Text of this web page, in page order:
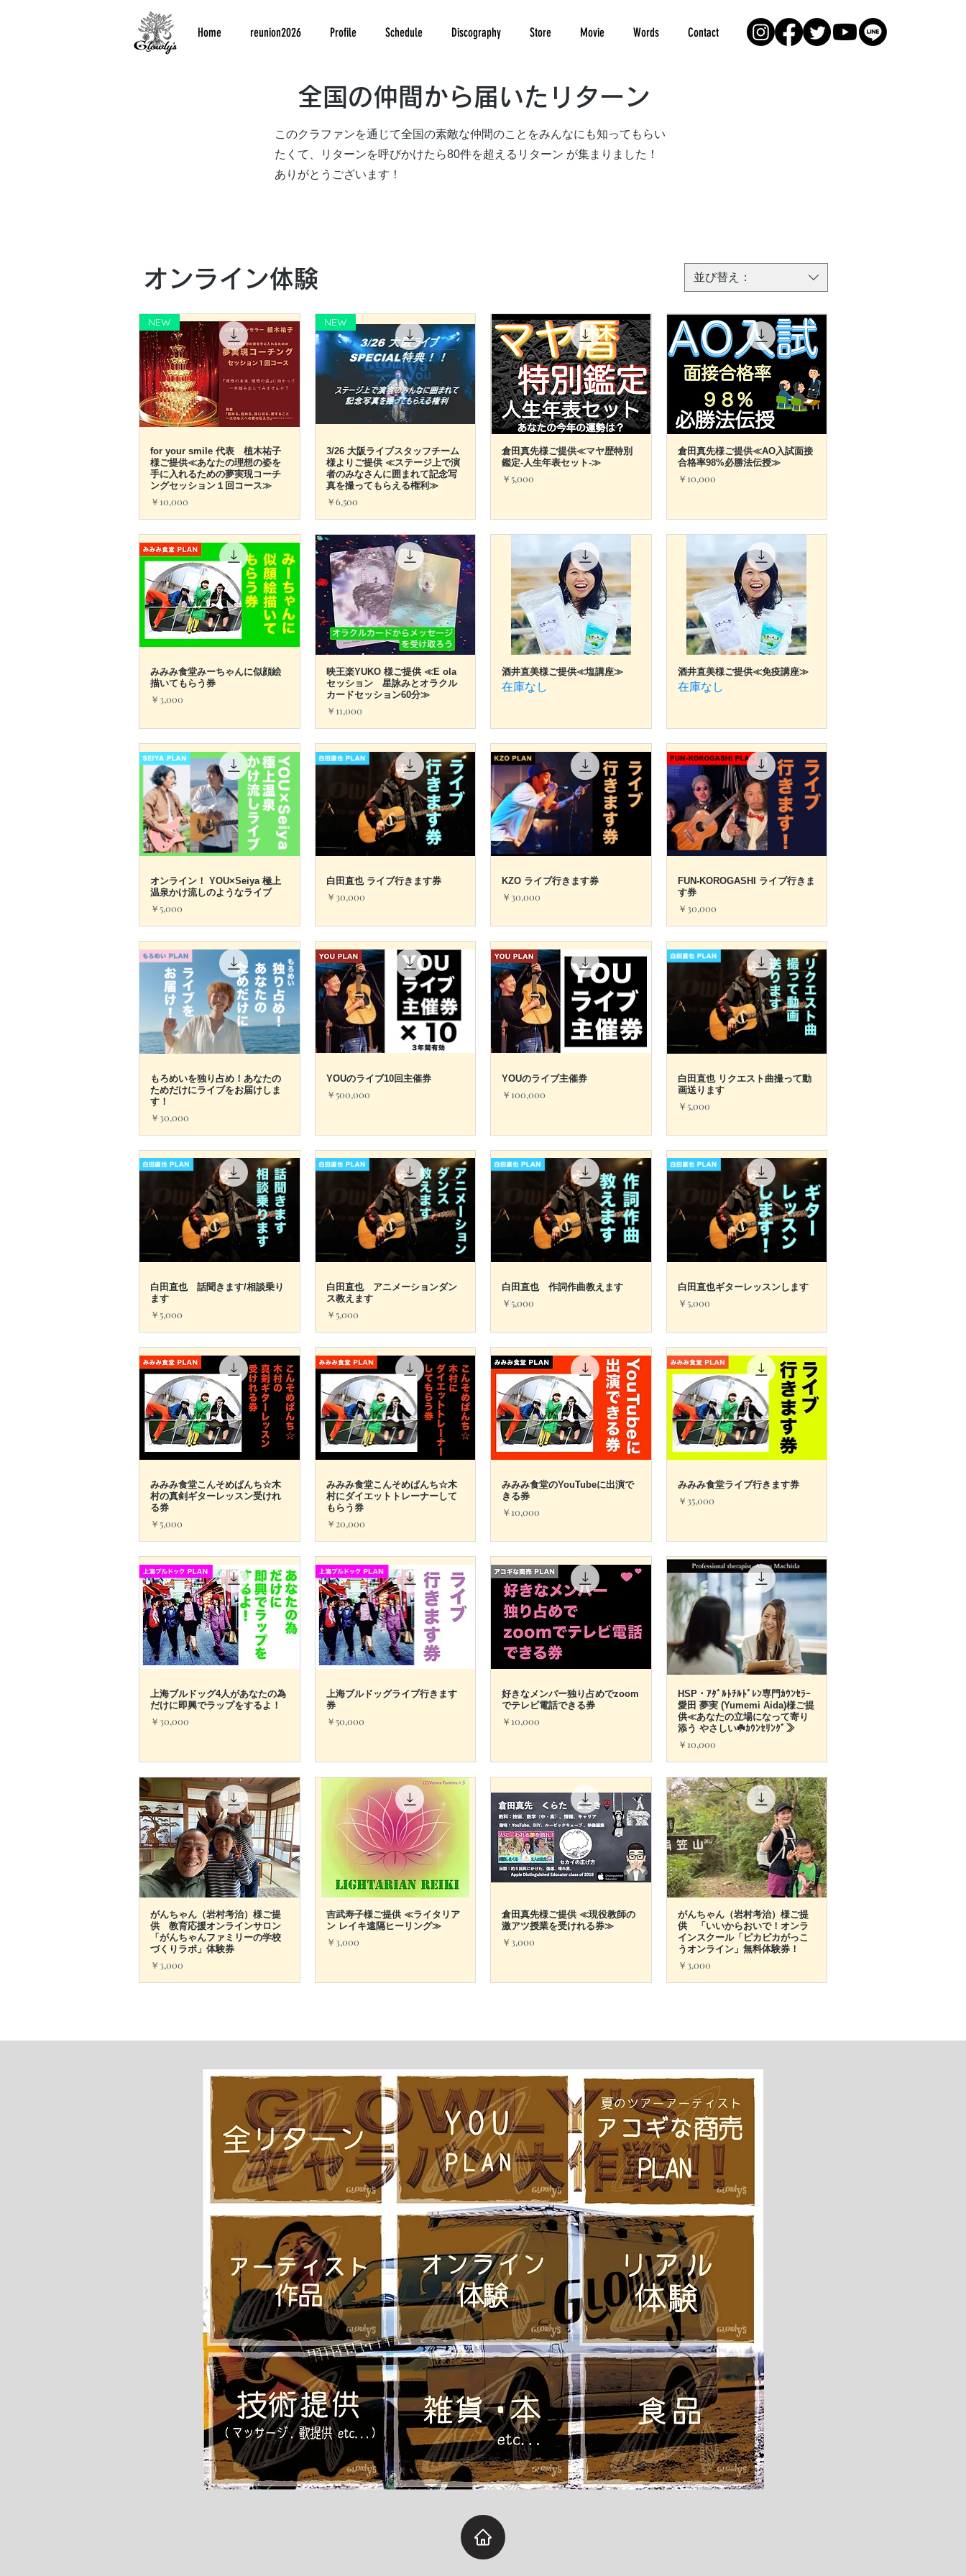
Home reunion2026 Profile Schedule Discography Store Movie Words Contact
全国の仲間から届いたリターン
このクラファンを通じて全国の素敵な仲間のことをみんなにも知ってもらい
たくて、リターンを呼びかけたら80件を超えるリターン が集まりました！
​ありがとうございます！
オンライン体験 並び替え：
クイックビュー
NEW
for your smile 代表 植木祐子
様ご提供≪あなたの理想の姿を
手に入れるための夢実現コーチ
ングセッション１回コース≫
価格
￥10,000
クイックビュー
NEW
3/26 大阪ライブスタッフチーム
様よりご提供 ≪ステージ上で演
者のみなさんに囲まれて記念写
真を撮ってもらえる権利≫
価格
￥6,500
クイックビュー
倉田真先様ご提供≪マヤ歴特別
鑑定-人生年表セット-≫
価格
￥5,000
クイックビュー
倉田真先様ご提供≪AO入試面接
合格率98%必勝法伝授≫
価格
￥10,000
クイックビュー
みみみ食堂みーちゃんに似顔絵
描いてもらう券
価格
￥3,000
クイックビュー
映王楽YUKO 様ご提供 ≪E ola
セッション 星詠みとオラクル
カードセッション60分≫
価格
￥11,000
クイックビュー
酒井直美様ご提供≪塩講座≫
在庫なし
クイックビュー
酒井直美様ご提供≪免疫講座≫
在庫なし
クイックビュー
オンライン！ YOU×Seiya 極上
温泉かけ流しのようなライブ
価格
￥5,000
クイックビュー
白田直也 ライブ行きます券
価格
￥30,000
クイックビュー
KZO ライブ行きます券
価格
￥30,000
クイックビュー
FUN-KOROGASHI ライブ行きま
す券
価格
￥30,000
クイックビュー
もろめいを独り占め！あなたの
ためだけにライブをお届けしま
す！
価格
￥30,000
クイックビュー
YOUのライブ10回主催券
価格
￥500,000
クイックビュー
YOUのライブ主催券
価格
￥100,000
クイックビュー
白田直也 リクエスト曲撮って動
画送ります
価格
￥5,000
クイックビュー
白田直也 話聞きます/相談乗り
ます
価格
￥5,000
クイックビュー
白田直也 アニメーションダン
ス教えます
価格
￥5,000
クイックビュー
白田直也 作詞作曲教えます
価格
￥5,000
クイックビュー
白田直也ギターレッスンします
価格
￥5,000
クイックビュー
みみみ食堂こんそめぱんち☆木
村の真剣ギターレッスン受けれ
る券
価格
￥5,000
クイックビュー
みみみ食堂こんそめぱんち☆木
村にダイエットトレーナーして
もらう券
価格
￥20,000
クイックビュー
みみみ食堂のYouTubeに出演で
きる券
価格
￥10,000
クイックビュー
みみみ食堂ライブ行きます券
価格
￥35,000
クイックビュー
上海ブルドッグ4人があなたの為
だけに即興でラップをするよ！
価格
￥30,000
クイックビュー
上海ブルドッグライブ行きます
券
価格
￥50,000
クイックビュー
好きなメンバー独り占めでzoom
でテレビ電話できる券
価格
￥10,000
クイックビュー
HSP・ｱﾀﾞﾙﾄﾁﾙﾄﾞﾚﾝ専門ｶｳﾝｾﾗｰ
愛田 夢実 (Yumemi Aida)様ご提
供≪あなたの立場になって寄り
添う やさしい☘️ｶｳﾝｾﾘﾝｸﾞ≫
価格
￥10,000
クイックビュー
がんちゃん（岩村考治）様ご提
供 教育応援オンラインサロン
「がんちゃんファミリーの学校
づくりラボ」体験券
価格
￥3,000
クイックビュー
吉武寿子様ご提供 ≪ライタリア
ン レイキ遠隔ヒーリング≫
価格
￥3,000
クイックビュー
倉田真先様ご提供 ≪現役教師の
激アツ授業を受けれる券≫
価格
￥3,000
クイックビュー
がんちゃん（岩村考治）様ご提
供 「いいからおいで！オンラ
インスクール「ピカピカがっこ
うオンライン」無料体験券！
価格
￥3,000